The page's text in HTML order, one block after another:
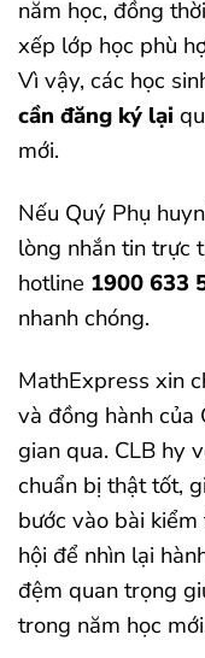
năm học, đồng
xếp lớp học phù
Vì vậy, các học
cần đăng ký lại
mới.
Nếu Quý Phụ
lòng nhắn tin trực
hotline 1900 633
nhanh chóng.
MathExpress xin
và đồng hành của
gian qua. CLB hy
chuẩn bị thật tốt,
bước vào bài
hội để nhìn lại
đệm quan trọng
trong năm học